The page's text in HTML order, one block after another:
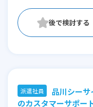
派遣社員
品川シー
のカスタマーサポー